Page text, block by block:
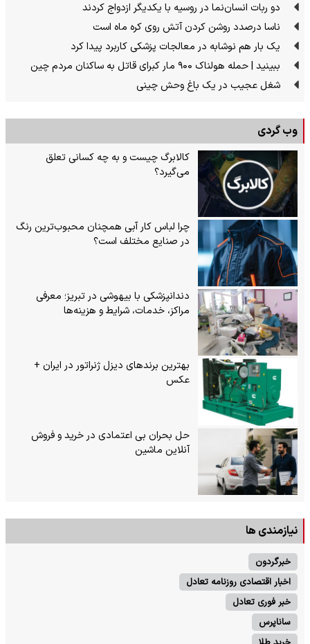
دو ربات انسان‌نما در روسیه با یکدیگر ازدواج کردند
ناسا درصدد روشن کردن آتش روی کره ماه است
یک بار هم نوشابه در معالجات پزشکی کاربرد پیدا کرد
ببینید | حمله هولناک ۹۰۰ مار کبرای قاتل به ساکنان مردم چین
شغل عجیب در یک باغ وحش چینی
وب گردی
کالابرگ چیست و به چه کسانی تعلق
می‌گیرد؟
چرا لباس کار آبی همچنان محبوب‌ترین رنگ
در صنایع مختلف است؟
دندانپزشکی با بیهوشی در تبریز؛ معرفی
مراکز، خدمات، شرایط و هزینه‌ها
بهترین برندهای دیزل ژنراتور در ایران +
عکس
حل بحران بی‌ اعتمادی در خرید و فروش
آنلاین ماشین
نیازمندی ها
خبرگردون
اخبار اقتصادی روزنامه تعادل
خبر فوری تعادل
ساناپرس